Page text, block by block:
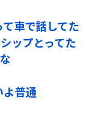
車で話してた
ップとってた
普通